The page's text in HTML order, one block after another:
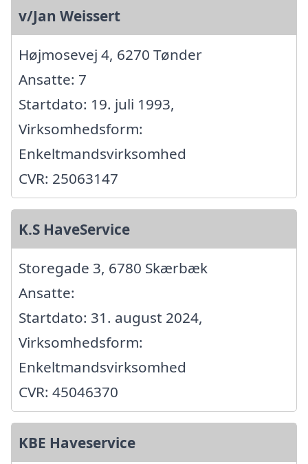
v/Jan Weissert
Højmosevej 4, 6270 Tønder
Ansatte: 7
Startdato: 19. juli 1993,
Virksomhedsform:
Enkeltmandsvirksomhed
CVR: 25063147
K.S HaveService
Storegade 3, 6780 Skærbæk
Ansatte:
Startdato: 31. august 2024,
Virksomhedsform:
Enkeltmandsvirksomhed
CVR: 45046370
KBE Haveservice